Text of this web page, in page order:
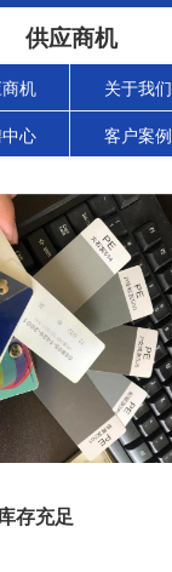
供应商机
机 关于我们
心 客户案例
存充足